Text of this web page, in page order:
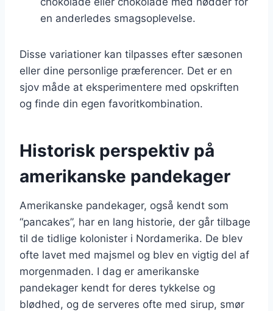
en anderledes smagsoplevelse.
Disse variationer kan tilpasses efter sæsonen
eller dine personlige præferencer. Det er en
sjov måde at eksperimentere med opskriften
og finde din egen favoritkombination.
Historisk perspektiv på
amerikanske pandekager
Amerikanske pandekager, også kendt som
“pancakes”, har en lang historie, der går tilbage
til de tidlige kolonister i Nordamerika. De blev
ofte lavet med majsmel og blev en vigtig del af
morgenmaden. I dag er amerikanske
pandekager kendt for deres tykkelse og
blødhed, og de serveres ofte med sirup, smør